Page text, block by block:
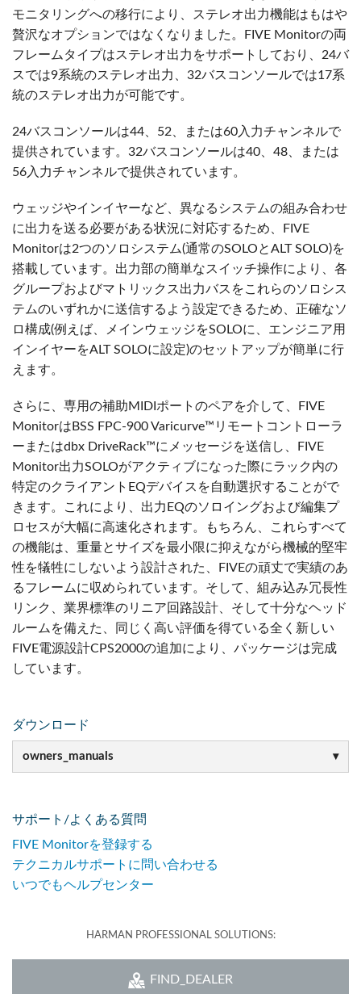
モニタリングへの移行により、ステレオ出力機能はもはや
贅沢なオプションではなくなりました。FIVE Monitorの両
フレームタイプはステレオ出力をサポートしており、24バ
スでは9系統のステレオ出力、32バスコンソールでは17系
統のステレオ出力が可能です。
24バスコンソールは44、52、または60入力チャンネルで
提供されています。32バスコンソールは40、48、または
56入力チャンネルで提供されています。
ウェッジやインイヤーなど、異なるシステムの組み合わせ
に出力を送る必要がある状況に対応するため、FIVE
Monitorは2つのソロシステム(通常のSOLOとALT SOLO)を
搭載しています。出力部の簡単なスイッチ操作により、各
グループおよびマトリックス出力バスをこれらのソロシス
テムのいずれかに送信するよう設定できるため、正確なソ
ロ構成(例えば、メインウェッジをSOLOに、エンジニア用
インイヤーをALT SOLOに設定)のセットアップが簡単に行
えます。
さらに、専用の補助MIDIポートのペアを介して、FIVE
MonitorはBSS FPC-900 Varicurve™リモートコントローラ
ーまたはdbx DriveRack™にメッセージを送信し、FIVE
Monitor出力SOLOがアクティブになった際にラック内の
特定のクライアントEQデバイスを自動選択することがで
きます。これにより、出力EQのソロイングおよび編集プ
ロセスが大幅に高速化されます。もちろん、これらすべて
の機能は、重量とサイズを最小限に抑えながら機械的堅牢
性を犠牲にしないよう設計された、FIVEの頑丈で実績のあ
るフレームに収められています。そして、組み込み冗長性
リンク、業界標準のリニア回路設計、そして十分なヘッド
ルームを備えた、同じく高い評価を得ている全く新しい
FIVE電源設計CPS2000の追加により、パッケージは完成
しています。
ダウンロード
owners_manuals
サポート/よくある質問
FIVE Monitorを登録する
テクニカルサポートに問い合わせる
いつでもヘルプセンター
HARMAN PROFESSIONAL SOLUTIONS:
FIND_DEALER